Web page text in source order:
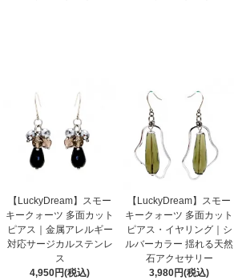
【LuckyDream】スモー
キークォーツ 多面カット
ピアス｜金属アレルギー
対応サージカルステンレ
ス
4,950円(税込)
【LuckyDream】スモー
キークォーツ 多面カット
ピアス・イヤリング｜シ
ルバーカラー 揺れる天然
石アクセサリー
3,980円(税込)